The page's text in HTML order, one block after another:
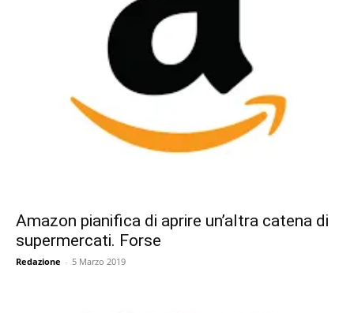
Amazon pianifica di aprire un’altra catena di
supermercati. Forse
Redazione - 5 Marzo 2019